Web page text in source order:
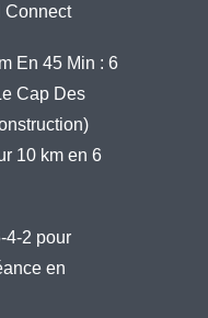
Connect
En 45 Min : 6
Cap Des
10 km en 6
4-2 pour
en